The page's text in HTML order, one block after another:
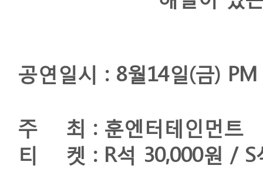
공연일시 : 8월14일(금) PM
주 최 : 훈엔터테인먼트
티 켓 : R석 30,000원 / S